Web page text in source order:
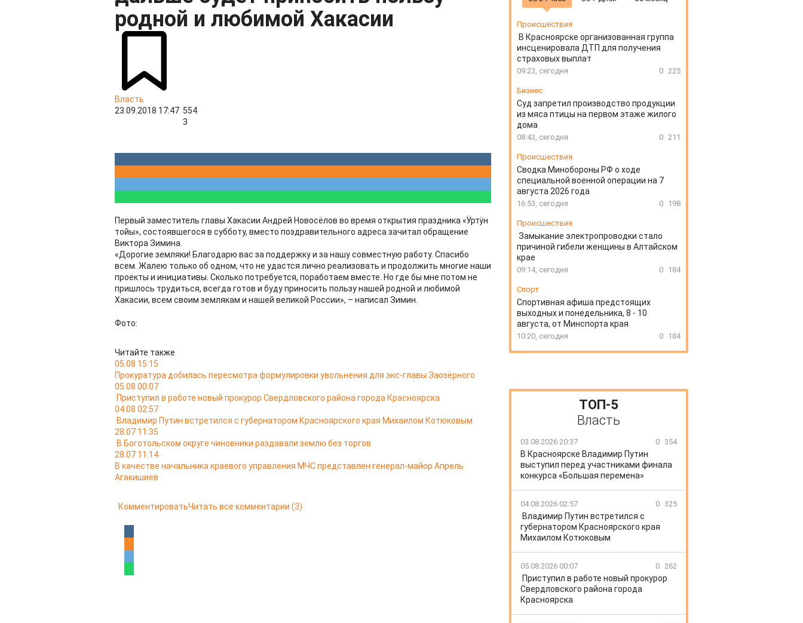
родной и любимой Хакасии
Власть
23.09.2018 17:47 554
3
Первый заместитель главы Хакасии Андрей Новосёлов во время открытия праздника «Ӱртӱн
тойы», состоявшегося в субботу, вместо поздравительного адреса зачитал обращение
Виктора Зимина.
«Дорогие земляки! Благодарю вас за поддержку и за нашу совместную работу. Спасибо
всем. Жалею только об одном, что не удастся лично реализовать и продолжить многие наши
проекты и инициативы. Сколько потребуется, поработаем вместе. Но где бы мне потом не
пришлось трудиться, всегда готов и буду приносить пользу нашей родной и любимой
Хакасии, всем своим землякам и нашей великой России», – написал Зимин.
Фото:
Читайте также
05.08 15:15
Прокуратура добилась пересмотра формулировки увольнения для экс-главы Заозёрного
05.08 00:07
Приступил в работе новый прокурор Свердловского района города Красноярска
04.08 02:57
Владимир Путин встретился с губернатором Красноярского края Михаилом Котюковым
28.07 11:35
В Боготольском округе чиновники раздавали землю без торгов
28.07 11:14
В качестве начальника краевого управления МЧС представлен генерал-майор Апрель
Агакишиев
КомментироватьЧитать все комментарии (3)
Происшествия
В Красноярске организованная группа
инсценировала ДТП для получения
страховых выплат
09:23, сегодня 0 225
Бизнес
Суд запретил производство продукции
из мяса птицы на первом этаже жилого
дома
08:43, сегодня 0 211
Происшествия
Сводка Минобороны РФ о ходе
специальной военной операции на 7
августа 2026 года
16:53, сегодня 0 198
Происшествия
Замыкание электропроводки стало
причиной гибели женщины в Алтайском
крае
09:14, сегодня 0 184
Спорт
Спортивная афиша предстоящих
выходных и понедельника, 8 - 10
августа, от Минспорта края
10:20, сегодня 0 184
ТОП-5
Власть
03.08.2026 20:37 0 354
В Красноярске Владимир Путин
выступил перед участниками финала
конкурса «Большая перемена»
04.08.2026 02:57 0 325
Владимир Путин встретился с
губернатором Красноярского края
Михаилом Котюковым
05.08.2026 00:07 0 262
Приступил в работе новый прокурор
Свердловского района города
Красноярска